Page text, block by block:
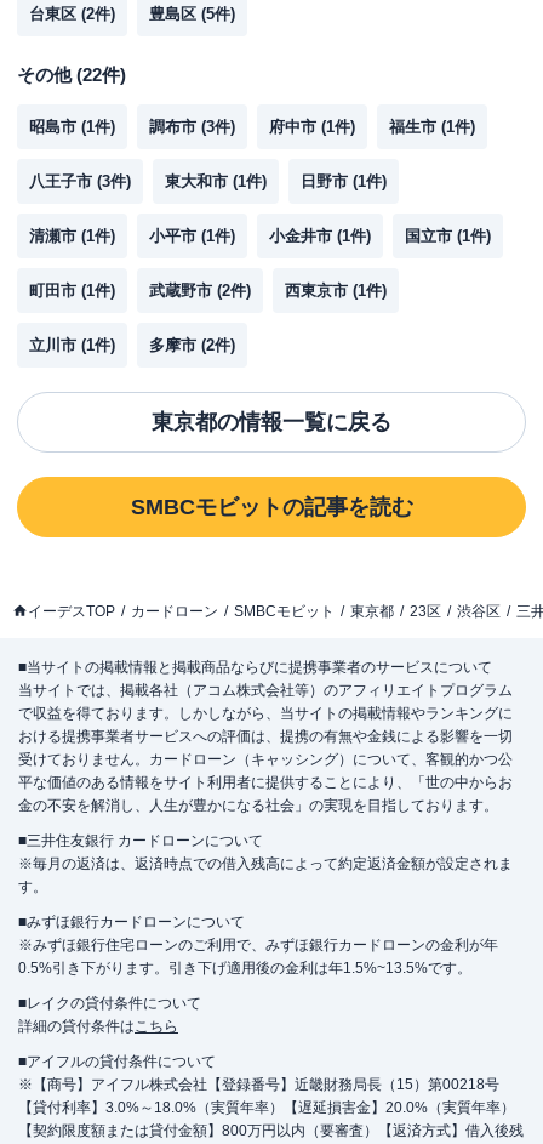
台東区 (2件) 豊島区 (5件)
その他(22件)
昭島市 (1件) 調布市 (3件) 府中市 (1件) 福生市 (1件)
八王子市 (3件) 東大和市 (1件) 日野市 (1件)
清瀬市 (1件) 小平市 (1件) 小金井市 (1件) 国立市 (1件)
町田市 (1件) 武蔵野市 (2件) 西東京市 (1件)
立川市 (1件) 多摩市 (2件)
東京都の情報一覧に戻る
SMBCモビットの記事を読む
イーデスTOP カードローン SMBCモビット 東京都 23区 渋谷区 三
■当サイトの掲載情報と掲載商品ならびに提携事業者のサービスについて
当サイトでは、掲載各社（アコム株式会社等）のアフィリエイトプログラム
で収益を得ております。しかしながら、当サイトの掲載情報やランキングに
おける提携事業者サービスへの評価は、提携の有無や金銭による影響を一切
受けておりません。カードローン（キャッシング）について、客観的かつ公
平な価値のある情報をサイト利用者に提供することにより、「世の中からお
金の不安を解消し、人生が豊かになる社会」の実現を目指しております。
■三井住友銀行 カードローンについて
※毎月の返済は、返済時点での借入残高によって約定返済金額が設定されま
す。
■みずほ銀行カードローンについて
※みずほ銀行住宅ローンのご利用で、みずほ銀行カードローンの金利が年
0.5%引き下がります。引き下げ適用後の金利は年1.5%~13.5%です。
■レイクの貸付条件について
詳細の貸付条件はこちら
■アイフルの貸付条件について
※【商号】アイフル株式会社【登録番号】近畿財務局長（15）第00218号
【貸付利率】3.0%～18.0%（実質年率）【遅延損害金】20.0%（実質年率）
【契約限度額または貸付金額】800万円以内（要審査）【返済方式】借入後残